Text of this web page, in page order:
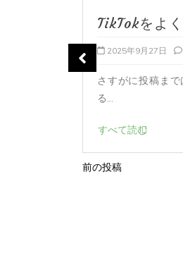
TikTokをよ
2025年9月27日
さすがに投稿ま
る...
すべて読む
投
前の投稿